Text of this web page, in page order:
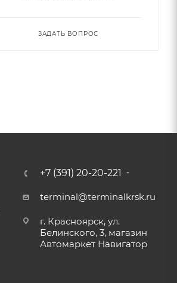
ЗАДАТЬ ВОПРОС
+7 (391) 20-20-221
terminal@terminalkrsk.ru
г. Красноярск, ул.
Белинского, 3, магазин
Автомаркет Навигатор